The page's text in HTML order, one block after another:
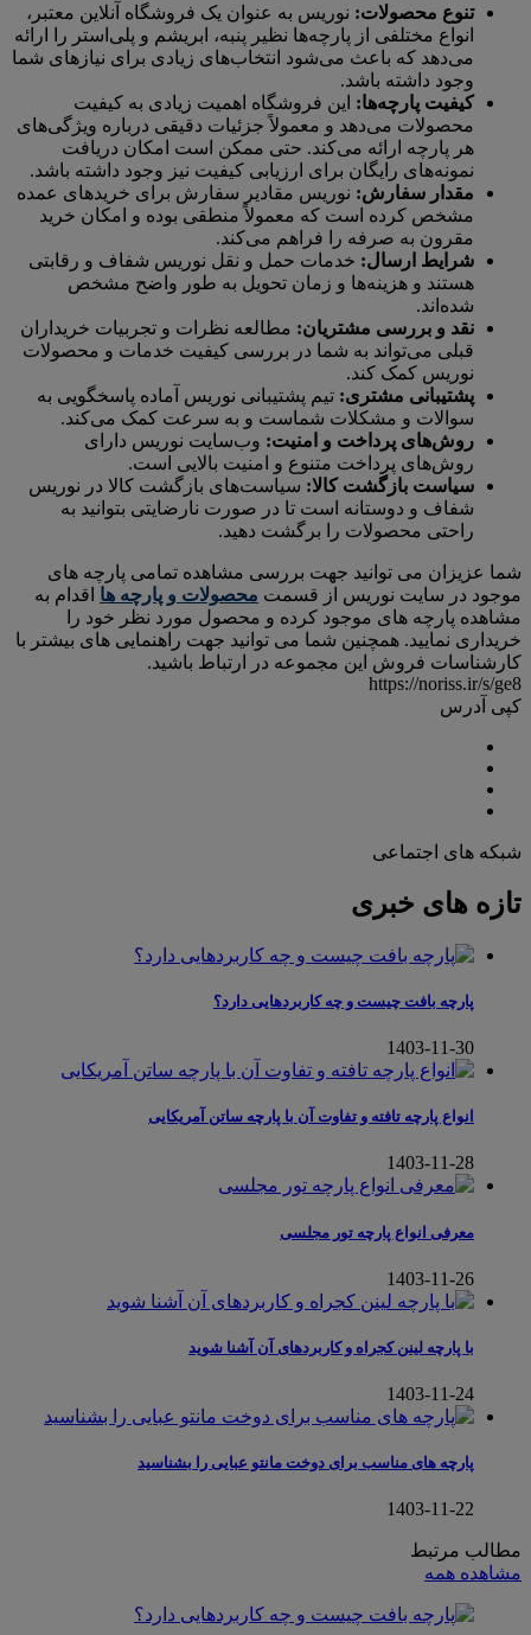
تنوع محصولات: نوریس به عنوان یک فروشگاه آنلاین معتبر،
انواع مختلفی از پارچه‌ها نظیر پنبه، ابریشم و پلی‌استر را ارائه
می‌دهد که باعث می‌شود انتخاب‌های زیادی برای نیازهای شما
وجود داشته باشد.
کیفیت پارچه‌ها: این فروشگاه اهمیت زیادی به کیفیت
محصولات می‌دهد و معمولاً جزئیات دقیقی درباره ویژگی‌های
هر پارچه ارائه می‌کند. حتی ممکن است امکان دریافت
نمونه‌‌های رایگان برای ارزیابی کیفیت نیز وجود داشته باشد.
مقدار سفارش: نوریس مقادیر سفارش برای خریدهای عمده
مشخص کرده است که معمولاً منطقی بوده و امکان خرید
مقرون به صرفه را فراهم می‌کند.
شرایط ارسال: خدمات حمل و نقل نوریس شفاف و رقابتی
هستند و هزینه‌ها و زمان تحویل به طور واضح مشخص
شده‌اند.
نقد و بررسی مشتریان: مطالعه نظرات و تجربیات خریداران
قبلی می‌تواند به شما در بررسی کیفیت خدمات و محصولات
نوریس کمک کند.
پشتیبانی مشتری: تیم پشتیبانی نوریس آماده پاسخگویی به
سوالات و مشکلات شماست و به سرعت کمک می‌کند.
روش‌های پرداخت و امنیت: وب‌سایت نوریس دارای
روش‌های پرداخت متنوع و امنیت بالایی است.
سیاست بازگشت کالا: سیاست‌های بازگشت کالا در نوریس
شفاف و دوستانه است تا در صورت نارضایتی بتوانید به
راحتی محصولات را برگشت دهید.
شما عزیزان می توانید جهت بررسی مشاهده تمامی پارچه های
موجود در سایت نوریس از قسمت محصولات و پارچه ها اقدام به
مشاهده پارچه های موجود کرده و محصول مورد نظر خود را
خریداری نمایید. همچنین شما می توانید جهت راهنمایی های بیشتر با
کارشناسات فروش این مجموعه در ارتباط باشید.
https://noriss.ir/s/ge8
کپی آدرس
شبکه های اجتماعی
تازه های خبری
پارچه بافت چیست و چه کاربردهایی دارد؟
1403-11-30
انواع پارچه تافته و تفاوت آن با پارچه ساتن آمریکایی
1403-11-28
معرفی انواع پارچه تور مجلسی
1403-11-26
با پارچه لینن کجراه و کاربردهای آن آشنا شوید
1403-11-24
پارچه های مناسب برای دوخت مانتو عبایی را بشناسید
1403-11-22
مطالب مرتبط
مشاهده همه